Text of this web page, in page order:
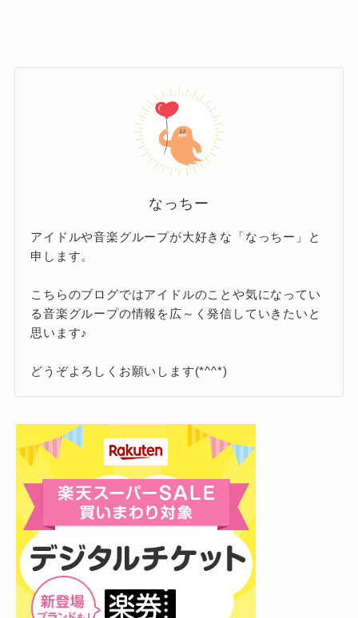
ドラマ『Eye Love You』の主題歌とし
代表曲と言える存在。
エレクトロなビートに乗せて、切なさと希望が
共存するようなメロディが展開され、「踊れて
泣ける」という彼らのスタイルを象徴する一曲
です。
ドラマとともに大ヒットし、ストリーミング再
第2位：ひとりごと
カラオケでも人気の高いこの曲は、軽快
なリズムと独特のリリックセンスが光る
れてきた名曲で、R&Bやソウルの影響を
感じさせるグルーヴィーな楽曲。
シンプルながらも深みのあるサウンドは、
Omoinotakeのルーツを知るうえで欠かせない一
曲です。
ライブでは今でも定番として披露され、彼らの
原点とも言える存在。
アクトレス
知名度は高くないものの、コアなファン
からは「隠れた名バラード」として支持
されている楽曲。
なっちー
アイドルや音楽グループが大好きな「なっちー」と
申します。
こちらのブログではアイドルのことや気になってい
る音楽グループの情報を広～く発信していきたいと
思います♪
どうぞよろしくお願いします(*^^*)